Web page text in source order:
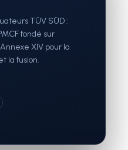
TÜV SÜD :
fondé sur
XIV pour la
la fusion.